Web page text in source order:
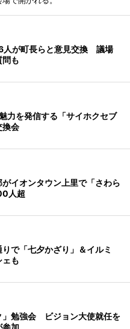
人が町長らと意見交換 議場
問も
力を発信する「サイホクセブ
会
イオンタウン上里で「さわら
人超
りで「七夕かざり」＆イルミ
ェも
」勉強会 ビジョン大使就任を
参加